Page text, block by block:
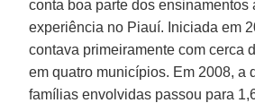
conta boa parte dos ensinamentos
experiência no Piauí. Iniciada em
contava primeiramente com cerca
em quatro municípios. Em 2008, a
famílias envolvidas passou para